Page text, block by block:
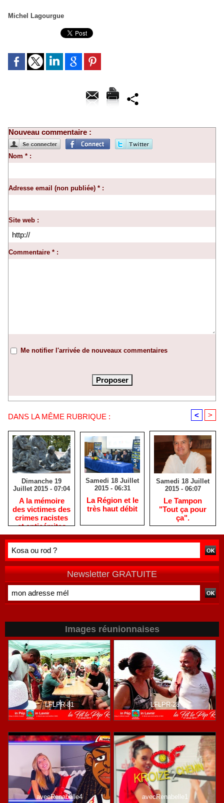
Michel Lagourgue
Nouveau commentaire :
Nom * :
Adresse email (non publiée) * :
Site web :
Commentaire * :
Me notifier l'arrivée de nouveaux commentaires
DANS LA MÊME RUBRIQUE : < >
Dimanche 19
Juillet 2015 - 07:04
A la mémoire
des victimes des
crimes racistes
et antisémites
Samedi 18 Juillet
2015 - 06:31
La Région et le
très haut débit
Samedi 18 Juillet
2015 - 06:07
Le Tampon
"Tout ça pour
ça".
Newsletter GRATUITE
Images réunionnaises
LFLPR-81 LFLPR-28
avecRenabelle4 avecRenabelle1